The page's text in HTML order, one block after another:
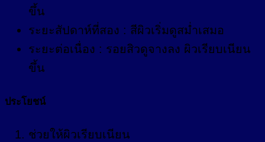
ขึ้น
ระยะสัปดาห์ที่สอง : สีผิวเริ่มดูสม่ำเสมอ
ระยะต่อเนื่อง : รอยสิวดูจางลง ผิวเรียบเนียน
ขึ้น
ประโยชน์
ช่วยให้ผิวเรียบเนียน